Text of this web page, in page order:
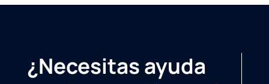
¿Necesitas ayuda